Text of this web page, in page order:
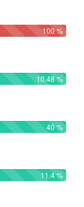
100 %
10.48 %
40 %
11.4 %